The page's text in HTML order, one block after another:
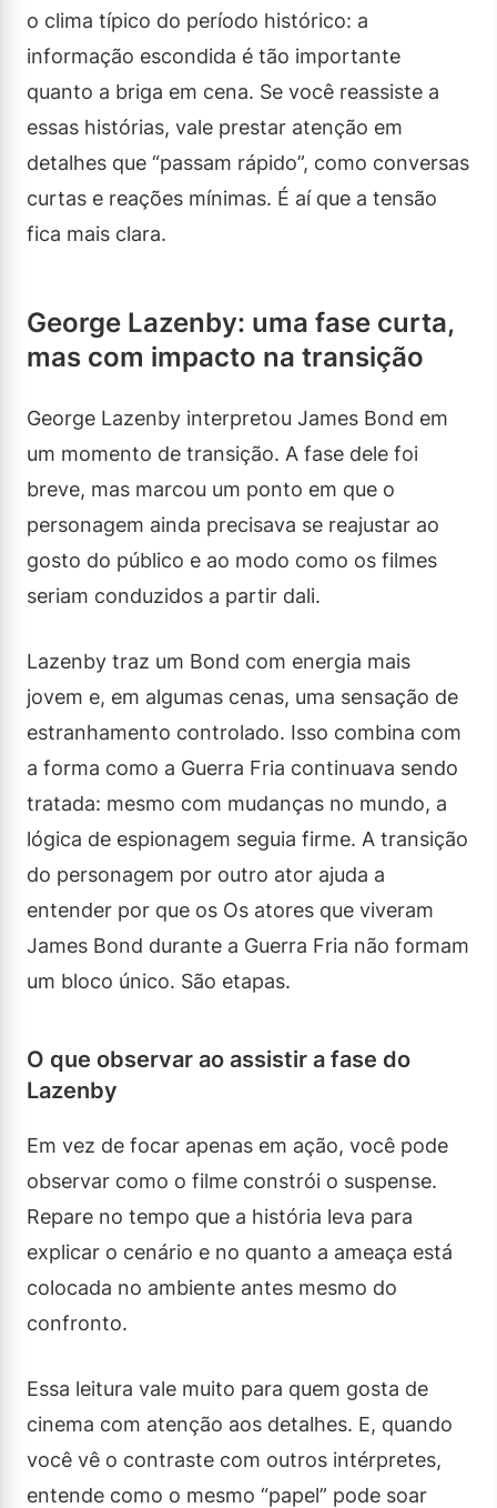
o clima típico do período histórico: a
informação escondida é tão importante
quanto a briga em cena. Se você reassiste a
essas histórias, vale prestar atenção em
detalhes que “passam rápido”, como conversas
curtas e reações mínimas. É aí que a tensão
fica mais clara.
George Lazenby: uma fase curta,
mas com impacto na transição
George Lazenby interpretou James Bond em
um momento de transição. A fase dele foi
breve, mas marcou um ponto em que o
personagem ainda precisava se reajustar ao
gosto do público e ao modo como os filmes
seriam conduzidos a partir dali.
Lazenby traz um Bond com energia mais
jovem e, em algumas cenas, uma sensação de
estranhamento controlado. Isso combina com
a forma como a Guerra Fria continuava sendo
tratada: mesmo com mudanças no mundo, a
lógica de espionagem seguia firme. A transição
do personagem por outro ator ajuda a
entender por que os Os atores que viveram
James Bond durante a Guerra Fria não formam
um bloco único. São etapas.
O que observar ao assistir a fase do
Lazenby
Em vez de focar apenas em ação, você pode
observar como o filme constrói o suspense.
Repare no tempo que a história leva para
explicar o cenário e no quanto a ameaça está
colocada no ambiente antes mesmo do
confronto.
Essa leitura vale muito para quem gosta de
cinema com atenção aos detalhes. E, quando
você vê o contraste com outros intérpretes,
entende como o mesmo “papel” pode soar